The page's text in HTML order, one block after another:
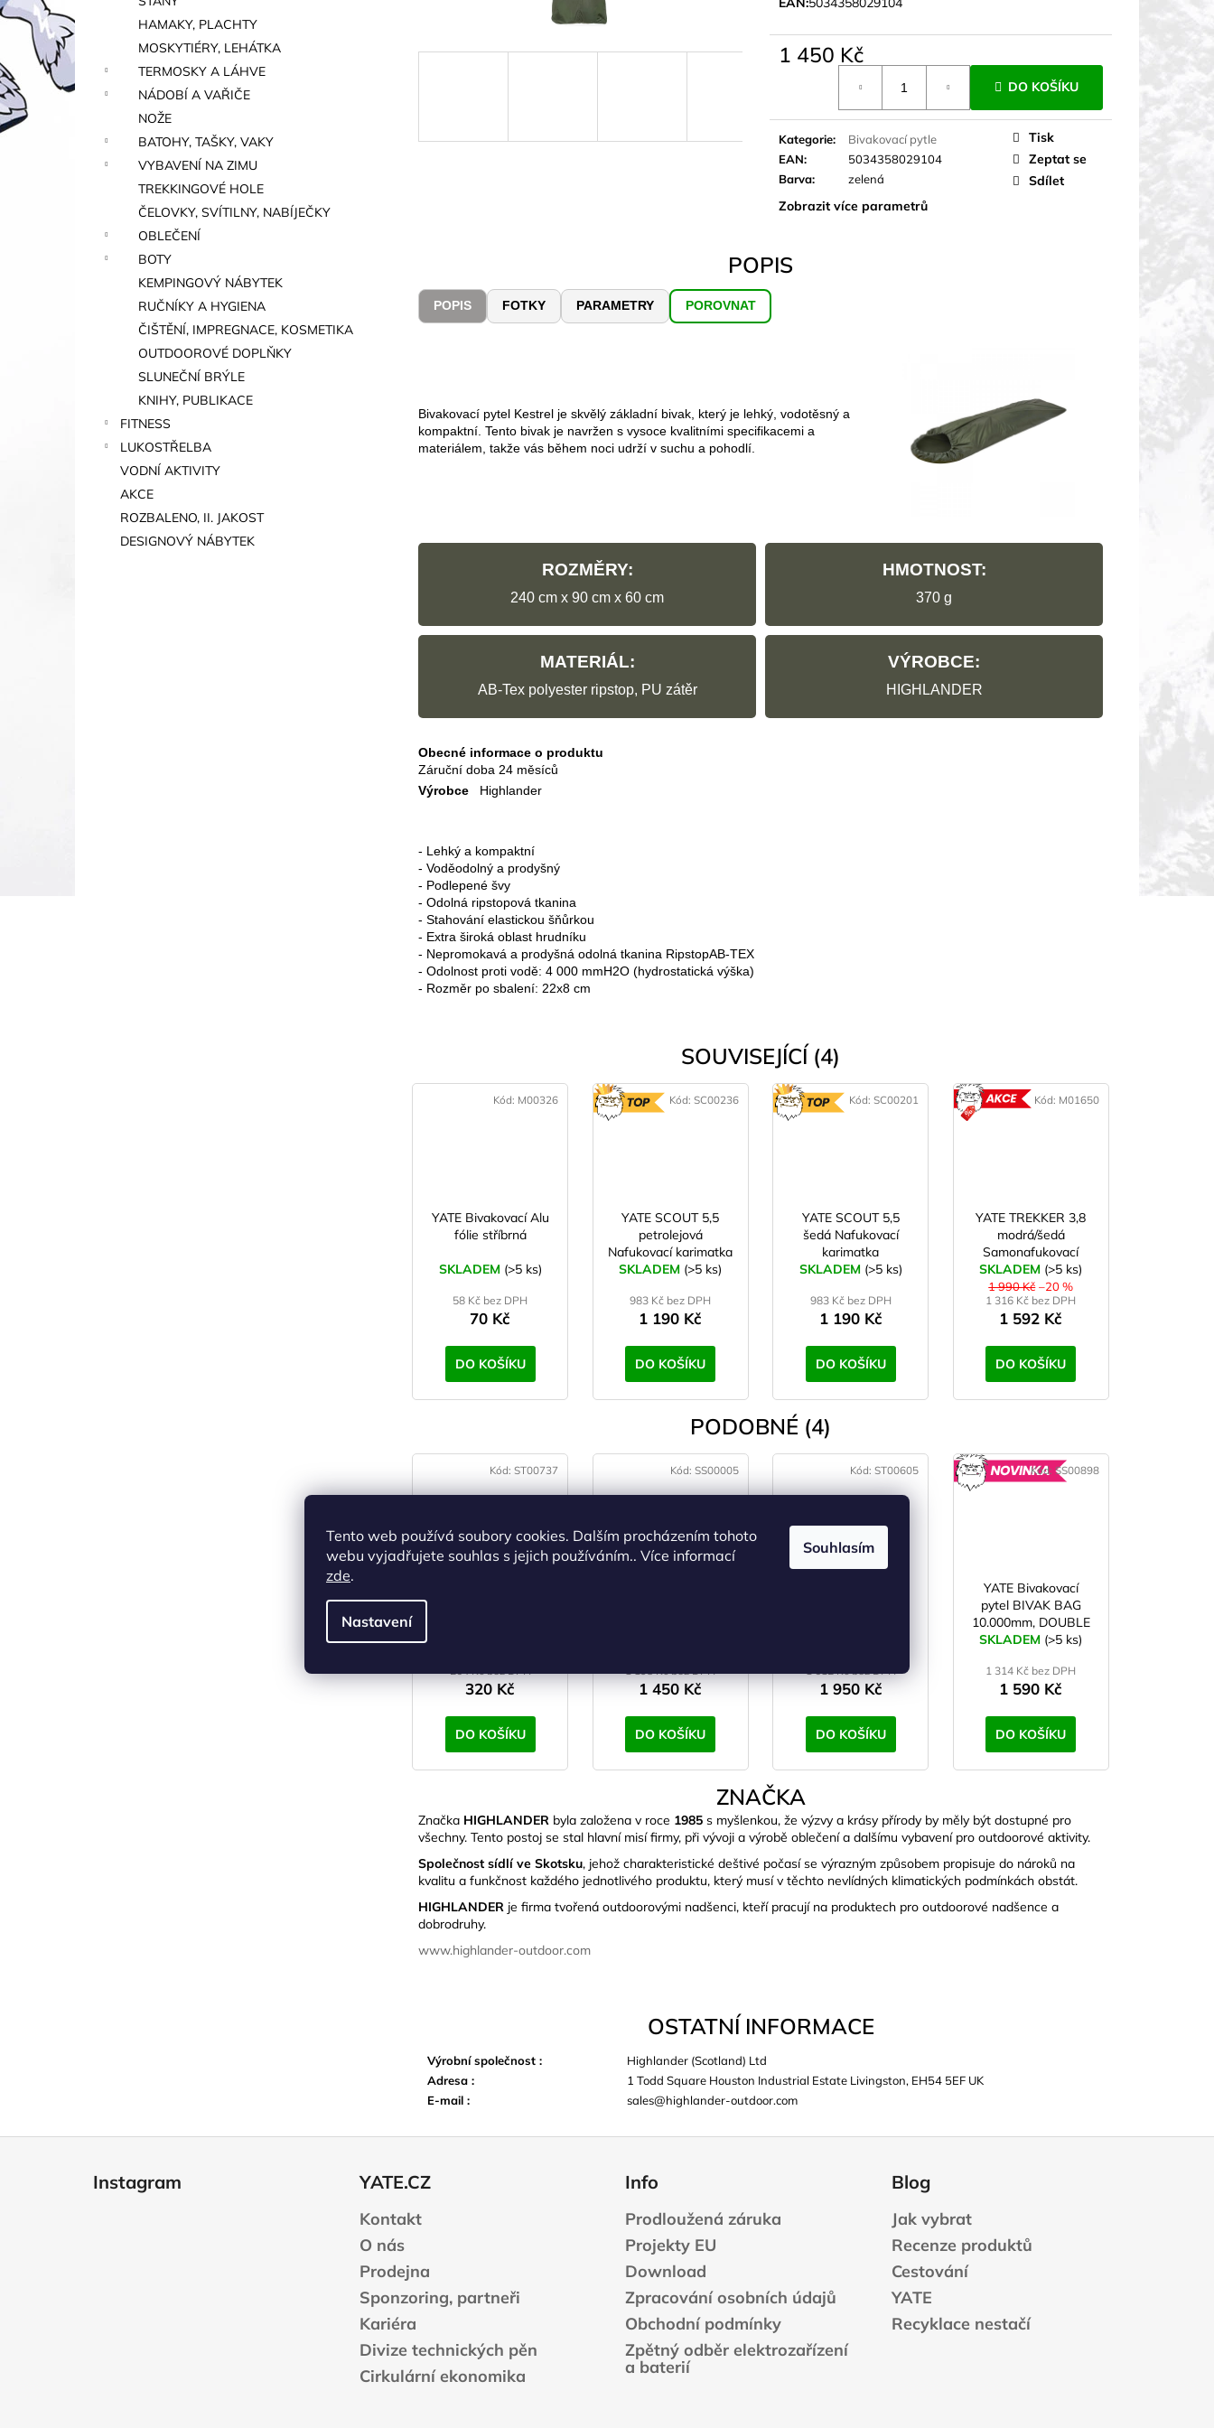
Tento web používá soubory cookies. Dalším procházením tohoto
webu vyjadřujete souhlas s jejich používáním.. Více informací
zde.
Nastavení
Souhlasím
a
n
e
l
HAMAKY, PLACHTY
MOSKYTIÉRY, LEHÁTKA
TERMOSKY A LÁHVE
NÁDOBÍ A VAŘIČE
NOŽE
BATOHY, TAŠKY, VAKY
VYBAVENÍ NA ZIMU
TREKKINGOVÉ HOLE
ČELOVKY, SVÍTILNY, NABÍJEČKY
OBLEČENÍ
BOTY
KEMPINGOVÝ NÁBYTEK
RUČNÍKY A HYGIENA
ČIŠTĚNÍ, IMPREGNACE, KOSMETIKA
OUTDOOROVÉ DOPLŇKY
SLUNEČNÍ BRÝLE
KNIHY, PUBLIKACE
FITNESS
LUKOSTŘELBA
VODNÍ AKTIVITY
AKCE
ROZBALENO, II. JAKOST
DESIGNOVÝ NÁBYTEK
1 450 Kč
DO KOŠÍKU
Kategorie:
Bivakovací pytle
EAN:
5034358029104
Barva: zelená
Zobrazit více parametrů
Tisk
Zeptat se
Sdílet
POPIS
POPIS FOTKY PARAMETRY POROVNAT
Bivakovací pytel Kestrel je skvělý základní bivak, který je lehký, vodotěsný a
kompaktní. Tento bivak je navržen s vysoce kvalitními specifikacemi a
materiálem, takže vás během noci udrží v suchu a pohodlí.
ROZMĚRY:
240 cm x 90 cm x 60 cm
HMOTNOST:
370 g
MATERIÁL:
AB-Tex polyester ripstop, PU zátěr
VÝROBCE:
HIGHLANDER
Obecné informace o produktu
Záruční doba 24 měsíců
Výrobce
Highlander
- Lehký a kompaktní
- Voděodolný a prodyšný
- Podlepené švy
- Odolná ripstopová tkanina
- Stahování elastickou šňůrkou
- Extra široká oblast hrudníku
- Nepromokavá a prodyšná odolná tkanina RipstopAB-TEX
- Odolnost proti vodě: 4 000 mmH2O (hydrostatická výška)
- Rozměr po sbalení: 22x8 cm
SOUVISEJÍCÍ (4)
YATE Bivakovací Alu
fólie stříbrná
SKLADEM (>5 ks)
58 Kč bez DPH
70 Kč
DO KOŠÍKU
Kód: M00326
YATE SCOUT 5,5
petrolejová
Nafukovací karimatka
SKLADEM (>5 ks)
983 Kč bez DPH
1 190 Kč
DO KOŠÍKU
Kód: SC00236
YATE SCOUT 5,5
šedá Nafukovací
karimatka
SKLADEM (>5 ks)
983 Kč bez DPH
1 190 Kč
DO KOŠÍKU
Kód:SC00201
YATE TREKKER 3,8
modrá/šedá
Samonafukovací
karimatka
SKLADEM (>5 ks)
1 990 Kč –20 %
1 316 Kč bez DPH
1 592 Kč
DO KOŠÍKU
Kód: M01650
PODOBNÉ (4)
320 Kč
DO KOŠÍKU
Kód:ST00737
1 450 Kč
DO KOŠÍKU
Kód: SS00005
1 950 Kč
DO KOŠÍKU
Kód:ST00605
YATE Bivakovací
pytel BIVAK BAG
10.000mm, DOUBLE
ZIP/ levý, bez
SKLADEM (>5 ks)
1 314 Kč bez DPH
1 590 Kč
DO KOŠÍKU
Kód: SS00898
ZNAČKA
Značka HIGHLANDER byla založena v roce 1985 s myšlenkou, že výzvy a krásy přírody by měly být dostupné pro
všechny. Tento postoj se stal hlavní misí firmy, při vývoji a výrobě oblečení a dalšímu vybavení pro outdoorové aktivity.
Společnost sídlí ve Skotsku, jehož charakteristické deštivé počasí se výrazným způsobem propisuje do nároků na
kvalitu a funkčnost každého jednotlivého produktu, který musí v těchto nevlídných klimatických podmínkách obstát.
HIGHLANDER je firma tvořená outdoorovými nadšenci, kteří pracují na produktech pro outdoorové nadšence a
dobrodruhy.
www.highlander-outdoor.com
OSTATNÍ INFORMACE
Výrobní společnost :
Highlander (Scotland) Ltd
Adresa :
1 Todd Square Houston Industrial Estate Livingston, EH54 5EF UK
E-mail : sales@highlander-outdoor.com
Instagram YATE.CZ
Kontakt
O nás
Prodejna
Sponzoring, partneři
Kariéra
Divize technických pěn
Cirkulární ekonomika
Info
Prodloužená záruka
Projekty EU
Download
Zpracování osobních údajů
Obchodní podmínky
Zpětný odběr elektrozařízení
a baterií
Blog
Jak vybrat
Recenze produktů
Cestování
YATE
Recyklace nestačí